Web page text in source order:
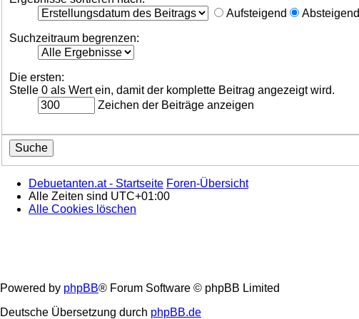
Aufsteigend
Absteigend
Suchzeitraum begrenzen:
Die ersten:
Stelle 0 als Wert ein, damit der komplette Beitrag angezeigt wird.
Zeichen der Beiträge anzeigen
Debuetanten.at - Startseite Foren-Übersicht
Alle Zeiten sind UTC+01:00
Alle Cookies löschen
Powered by phpBB® Forum Software © phpBB Limited
Deutsche Übersetzung durch phpBB.de